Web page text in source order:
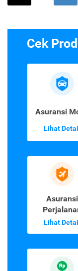
Cek
Asuransi
Lihat Detail
Asuransi
Lihat Detail